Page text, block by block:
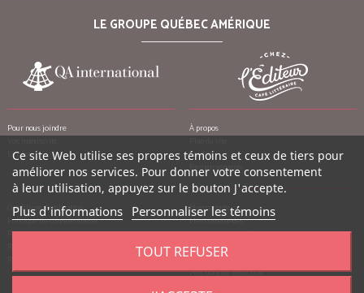
LE GROUPE QUÉBEC AMÉRIQUE
Pour nous joindre
Emplois
À propos
Crédits
Remerciements
Conditions d’utilisation
Politique de confidentialité
Politique contre le harcèlement
Mon compte
Mes commandes
Mes notes de crédit
Mes adresses
Mes informations personnelles
Mes bons de réduction
Ce site Web utilise ses propres témoins et ceux de tiers pour
améliorer nos services. Pour donner votre consentement
à leur utilisation, appuyez sur le bouton J'accepte.
Plus d'informations Personnaliser les témoins
TOUT REFUSER